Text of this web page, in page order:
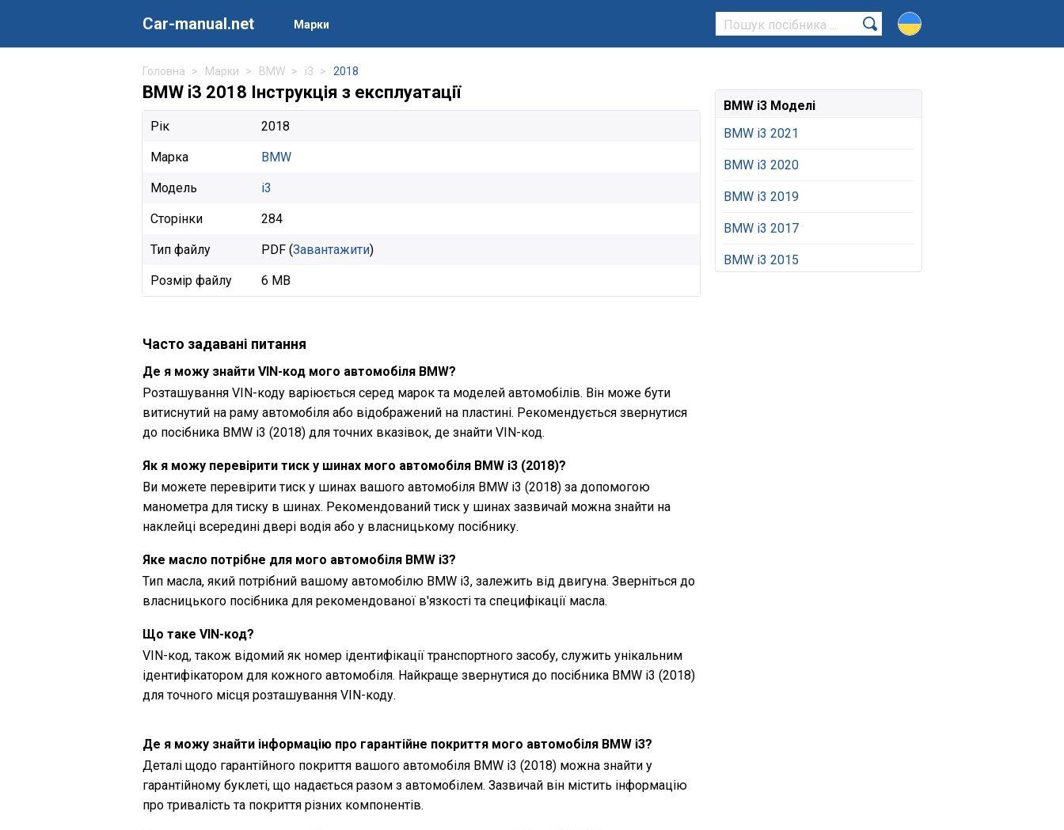
Car-manual.net Марки
Головна Марки BMW i3 2018
BMW i3 2018 Інструкція з експлуатації
Рік 2018
Марка BMW
Модель i3
Сторінки 284
Тип файлу PDF (Завантажити)
Розмір файлу 6 MB
Часто задавані питання
Де я можу знайти VIN-код мого автомобіля BMW?
Розташування VIN-коду варіюється серед марок та моделей автомобілів. Він може бути
витиснутий на раму автомобіля або відображений на пластині. Рекомендується звернутися
до посібника BMW i3 (2018) для точних вказівок, де знайти VIN-код.
Як я можу перевірити тиск у шинах мого автомобіля BMW i3 (2018)?
Ви можете перевірити тиск у шинах вашого автомобіля BMW i3 (2018) за допомогою
манометра для тиску в шинах. Рекомендований тиск у шинах зазвичай можна знайти на
наклейці всередині двері водія або у власницькому посібнику.
Яке масло потрібне для мого автомобіля BMW i3?
Тип масла, який потрібний вашому автомобілю BMW i3, залежить від двигуна. Зверніться до
власницького посібника для рекомендованої в'язкості та специфікації масла.
Що таке VIN-код?
VIN-код, також відомий як номер ідентифікації транспортного засобу, служить унікальним
ідентифікатором для кожного автомобіля. Найкраще звернутися до посібника BMW i3 (2018)
для точного місця розташування VIN-коду.
Де я можу знайти інформацію про гарантійне покриття мого автомобіля BMW i3?
Деталі щодо гарантійного покриття вашого автомобіля BMW i3 (2018) можна знайти у
гарантійному буклеті, що надається разом з автомобілем. Зазвичай він містить інформацію
про тривалість та покриття різних компонентів.
BMW i3 Моделі
BMW i3 2021
BMW i3 2020
BMW i3 2019
BMW i3 2017
BMW i3 2015